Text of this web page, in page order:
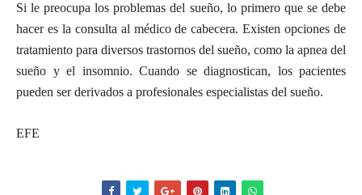
Si le preocupa los problemas del sueño, lo primero que se debe
hacer es la consulta al médico de cabecera. Existen opciones de
tratamiento para diversos trastornos del sueño, como la apnea del
sueño y el insomnio. Cuando se diagnostican, los pacientes
pueden ser derivados a profesionales especialistas del sueño.
EFE